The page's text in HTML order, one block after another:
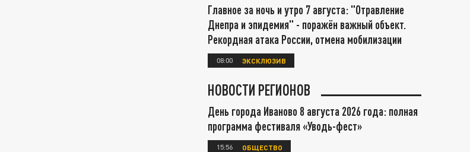
Главное за ночь и утро 7 августа: "Отравление
Днепра и эпидемия" - поражён важный объект.
Рекордная атака России, отмена мобилизации
08:00 ЭКСКЛЮЗИВ
НОВОСТИ РЕГИОНОВ
День города Иваново 8 августа 2026 года: полная
программа фестиваля «Уводь-фест»
15:56 ОБЩЕСТВО